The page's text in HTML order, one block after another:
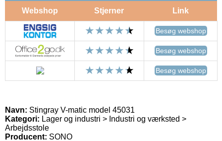
Webshop Stjerner Link
Besøg webshop
Besøg webshop
Besøg webshop
Navn: Stingray V-matic model 45031
Kategori: Lager og industri > Industri og værksted >
Arbejdsstole
Producent: SONO